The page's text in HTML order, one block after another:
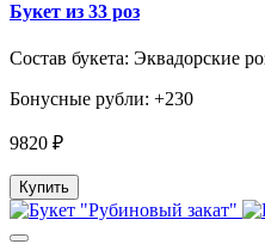
Букет из 33 роз
Состав букета: Эквадорские
Бонусные рубли: +230
9820 ₽
Купить